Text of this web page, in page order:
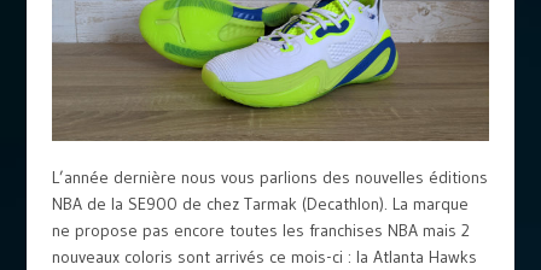
L’année dernière nous vous parlions des nouvelles éditions
NBA de la SE900 de chez Tarmak (Decathlon). La marque
ne propose pas encore toutes les franchises NBA mais 2
nouveaux coloris sont arrivés ce mois-ci : la Atlanta Hawks